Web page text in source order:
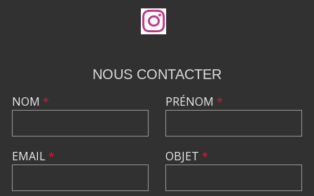
NOUS CONTACTER
NOM *
EMAIL*
PRÉNOM *
OBJET *